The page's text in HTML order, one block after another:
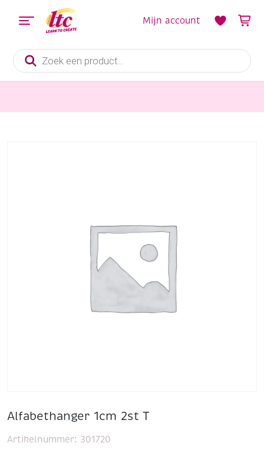
Producten
zoeken
Mijn account
Alfabethanger 1cm 2st T
Artikelnummer: 301720